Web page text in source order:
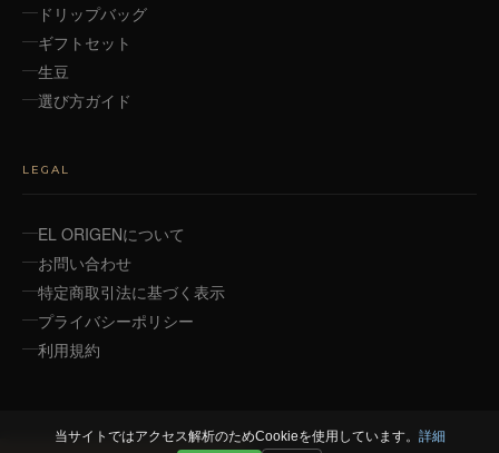
ドリップバッグ
ギフトセット
生豆
選び方ガイド
LEGAL
EL ORIGENについて
お問い合わせ
特定商取引法に基づく表示
プライバシーポリシー
利用規約
当サイトではアクセス解析のためCookieを使用しています。 詳細